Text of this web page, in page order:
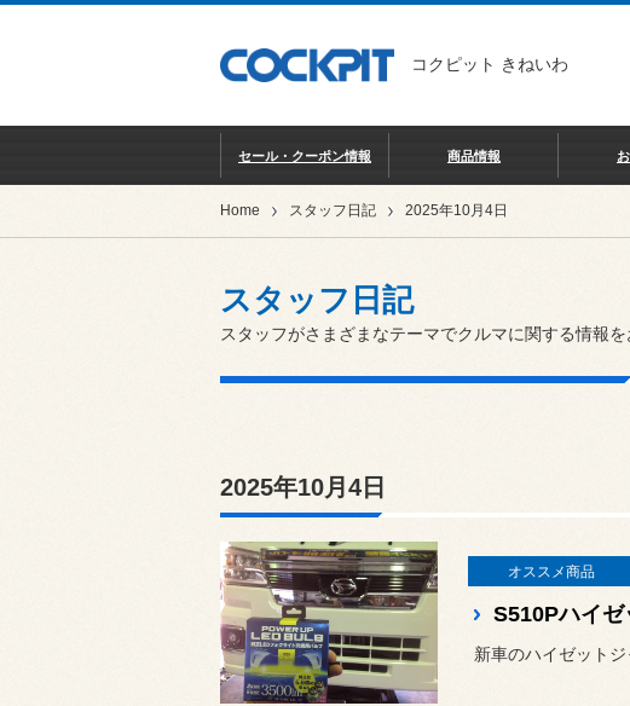
コクピット きねいわ
セール・クーポン情報 商品情報
Home スタッフ日記 2025年10月4日
スタッフ日記
スタッフがさまざまなテーマでクルマに関する情報を
2025年10月4日
オススメ商品
新車のハイゼット